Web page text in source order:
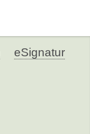
eSignatur